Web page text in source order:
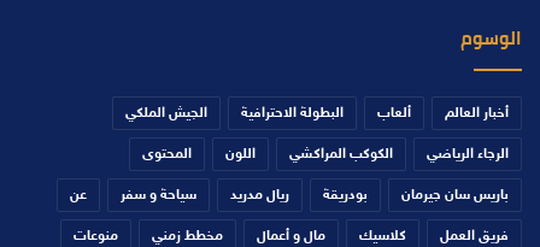
الوسوم
أخبار العالم ألعاب البطولة الاحترافية الجيش الملكي
الرجاء الرياضي الكوكب المراكشي اللون المحتوى
باريس سان جيرمان بودريقة ريال مدريد سياحة و سفر عن
فريق العمل كلاسيك مال و أعمال مخطط زمني منوعات